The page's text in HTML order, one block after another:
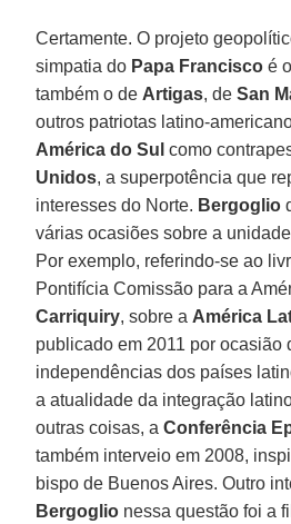
Certamente. O projeto
simpatia do Papa Francisco é
também o de Artigas, deSan
outros patriotas latino-
América do Sul como
Unidos, a superpotência que
interesses do Norte. Bergoglio
várias ocasiões sobre a
Por exemplo, referindo-se ao
Pontifícia Comissão para a
Carriquiry, sobre a América
publicado em 2011 por ocasião
independências dos países
a atualidade da integração
outras coisas, aConferência
também interveio em 2008,
bispo de Buenos Aires. Outro
Bergoglio nessa questão foi a